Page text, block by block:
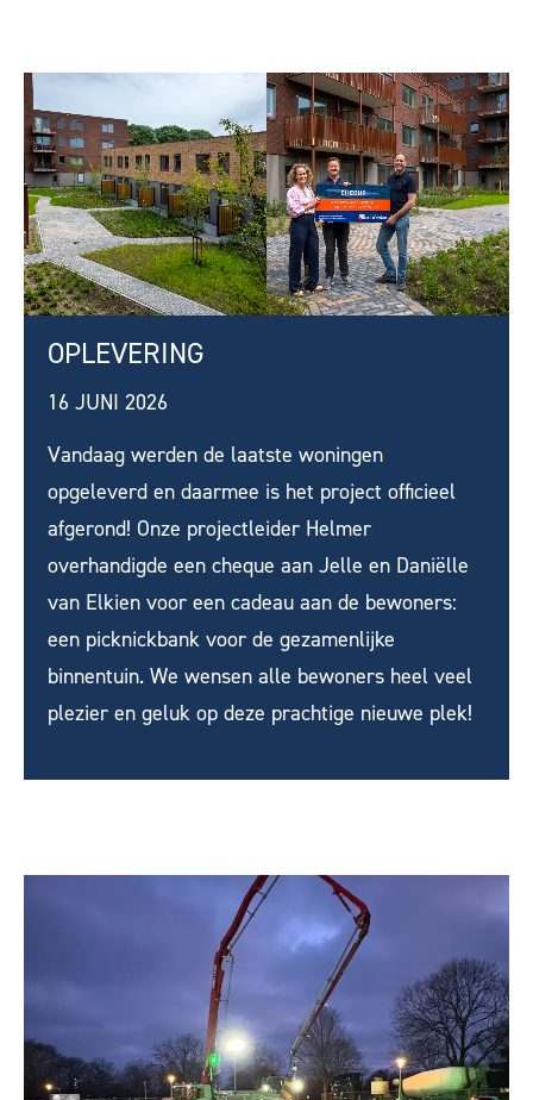
OPLEVERING
16 JUNI 2026
Vandaag werden de laatste woningen
opgeleverd en daarmee is het project officieel
afgerond! Onze projectleider Helmer
overhandigde een cheque aan Jelle en Daniëlle
van Elkien voor een cadeau aan de bewoners:
een picknickbank voor de gezamenlijke
binnentuin. We wensen alle bewoners heel veel
plezier en geluk op deze prachtige nieuwe plek!